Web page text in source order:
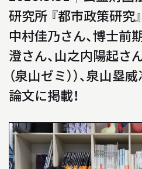
ALL ABOUT
日大理工学部建築学科のすべて
INTRODUCTION
学科紹介
01学科の特徴について
02カリキュラムについて
03 授業や取り組み
研究所 『都市政策研究
中村佳乃さん、博士前
澄さん、山之内陽起さ
（泉山ゼミ））、泉山
論文に掲載！